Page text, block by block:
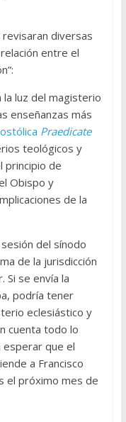
diversas
entre el
la luz del magisterio
enseñanzas más
Praedicate
teológicos y
principio de
Obispo y
de la
del sínodo
de la jurisdicción
Si se envía la
podría tener
eclesiástico y
cuenta todo lo
esperar que el
a Francisco
el próximo mes de